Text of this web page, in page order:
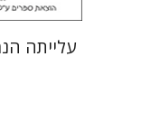
עלייתה